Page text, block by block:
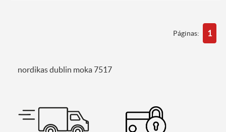
Páginas: 1
nordikas dublin moka 7517